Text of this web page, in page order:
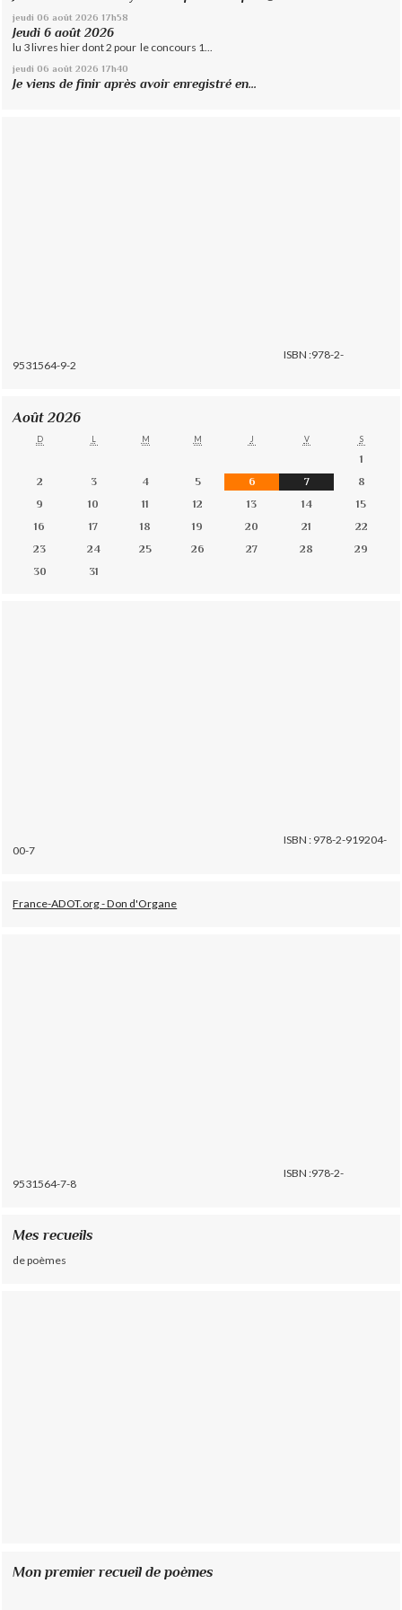
jeudi 06 août 2026 17h58
Jeudi 6 août 2026
lu 3 livres hier dont 2 pour le concours 1...
jeudi 06 août 2026 17h40
Je viens de finir après avoir enregistré en...
ISBN :978-2-
9531564-9-2
Août 2026
D L M M J V S
1
2
3 4 5 6 7
8
9
10 11 12 13 14
15
16
17 18 19 20 21
22
23
24 25 26 27 28
29
30
31
ISBN : 978-2-919204-
00-7
France-ADOT.org - Don d'Organe
ISBN :978-2-
9531564-7-8
Mes recueils
de poèmes
Mon premier recueil de poèmes